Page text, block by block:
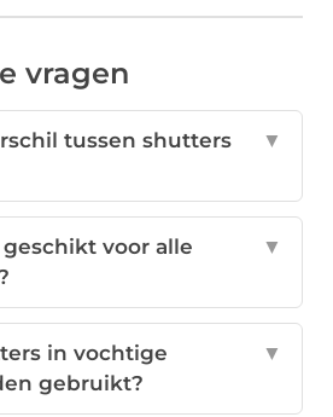
vragen
tussen shutters
▼
voor alle
▼
in vochtige
gebruikt?
▼